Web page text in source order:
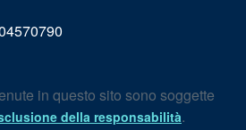
in questo sito sono soggette
della responsabilità.